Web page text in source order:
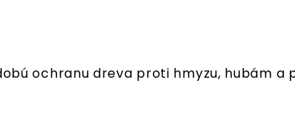
ochranu dreva proti hmyzu, hubám a